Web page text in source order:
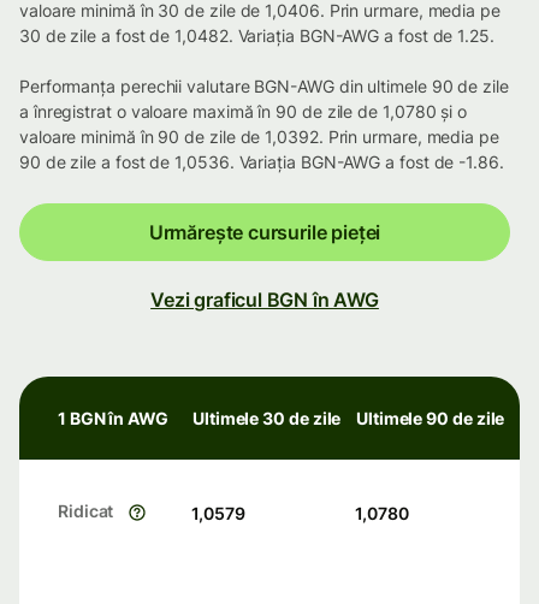
valoare minimă în 30 de zile de 1,0406. Prin urmare, media pe
30 de zile a fost de 1,0482. Variația BGN-AWG a fost de 1.25.
Performanța perechii valutare BGN-AWG din ultimele 90 de zile
a înregistrat o valoare maximă în 90 de zile de 1,0780 și o
valoare minimă în 90 de zile de 1,0392. Prin urmare, media pe
90 de zile a fost de 1,0536. Variația BGN-AWG a fost de -1.86.
Urmărește cursurile pieței
Vezi graficul BGN în AWG
1 BGN în AWG Ultimele 30 de zile Ultimele 90 de zile
Ridicat 1,0579 1,0780